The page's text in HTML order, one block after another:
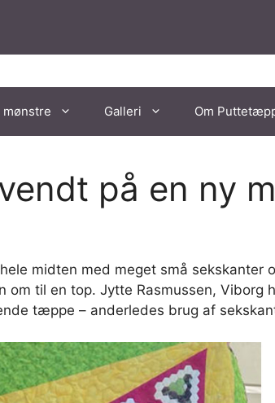
Galleri Om
på en ny
midten med meget små sekskanter
om til en top. Jytte Rasmussen, Viborg
tæppe – anderledes brug af